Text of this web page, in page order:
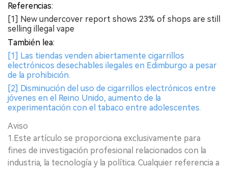
Referencias:
[1] New undercover report shows 23% of shops are still
selling illegal vape
También lea:
[1] Las tiendas venden abiertamente cigarrillos
electrónicos desechables ilegales en Edimburgo a pesar
de la prohibición.
[2] Disminución del uso de cigarrillos electrónicos entre
jóvenes en el Reino Unido, aumento de la
experimentación con el tabaco entre adolescentes.
Aviso
1.Este artículo se proporciona exclusivamente para
fines de investigación profesional relacionados con la
industria, la tecnología y la política. Cualquier referencia a